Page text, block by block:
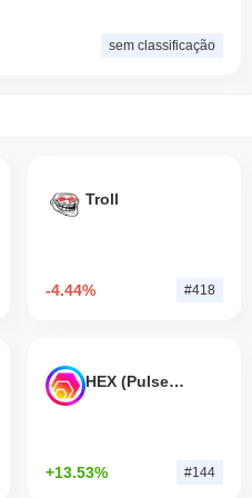
sem classificação
Troll
-4.44% #418
HEX (Pulsechain)
+13.53% #144